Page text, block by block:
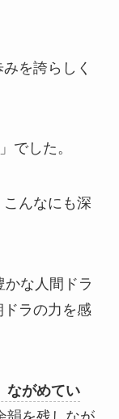
を誇らしく
でした。
んなにも深
な人間ドラ
ラの力を感
がめてい